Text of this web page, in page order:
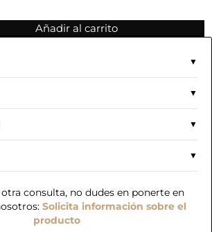
Añadir al carrito
consulta, no dudes en ponerte en
Solicita información sobre el
producto